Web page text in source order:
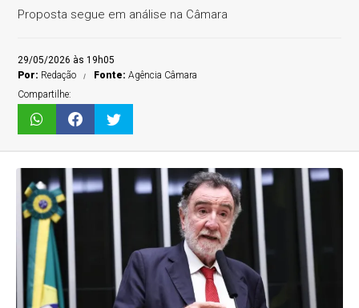
Proposta segue em análise na Câmara
29/05/2026 às 19h05
Por: Redação Fonte:Agência Câmara
Compartilhe: